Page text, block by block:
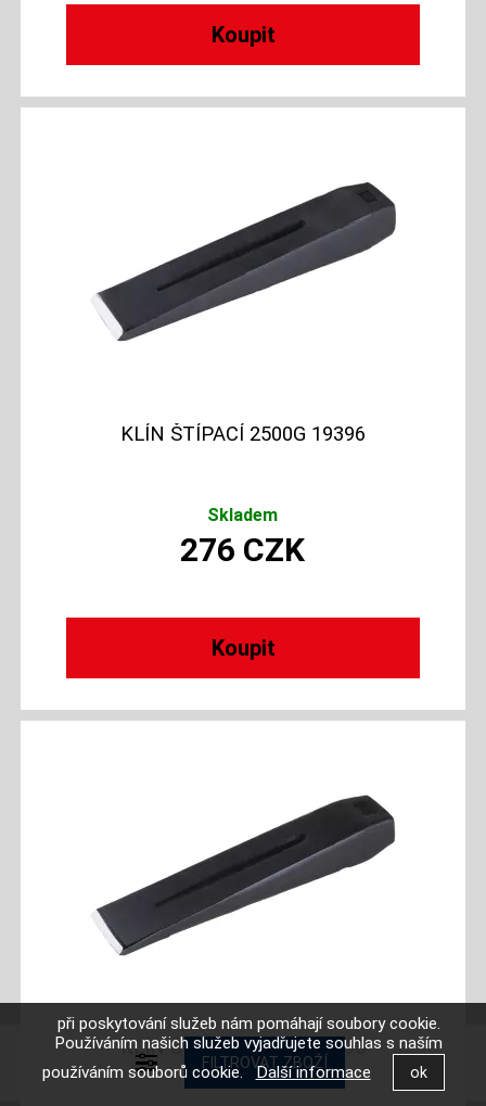
KLÍN ŠTÍPACÍ 2500G 19396
Skladem
276 CZK
KLÍN ŠTÍPACÍ 2000G 19395
při poskytování služeb nám pomáhají soubory cookie.
Používáním našich služeb vyjadřujete souhlas s naším
používáním souborů cookie.Další informace